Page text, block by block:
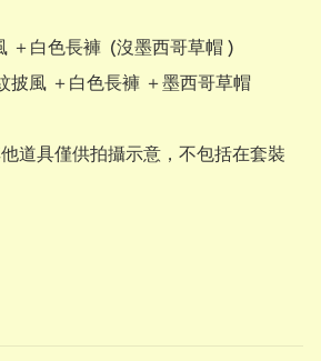
＋白色長褲  (沒墨西哥草帽 )
風 ＋白色長褲 ＋墨西哥草帽
他道具僅供拍攝示意，不包括在套裝